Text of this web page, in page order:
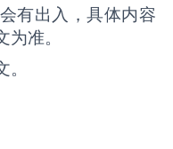
有出入，具体内容
准。